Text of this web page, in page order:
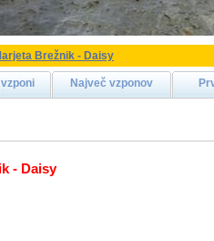
Brežnik - Daisy
Največ vzponov
- Daisy